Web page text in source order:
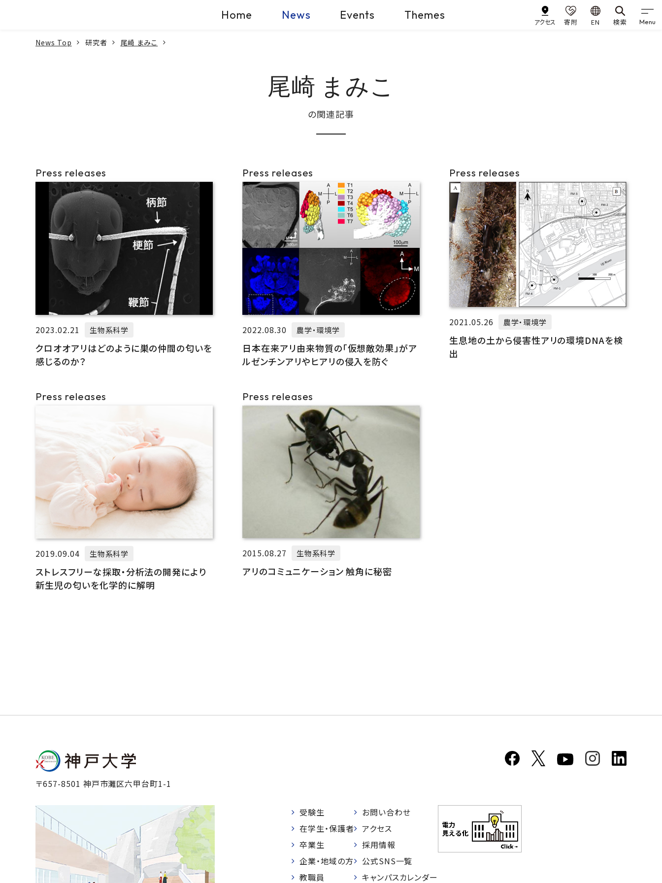
Home News Events Themes
アクセス 寄附 EN 検索 Menu
News Top 研究者 尾崎 まみこ
尾崎 まみこ
の関連記事
Press releases
2023.02.21 生物系科学
クロオオアリはどのように巣の仲間の匂いを
感じるのか？
Press releases
2022.08.30 農学・環境学
日本在来アリ由来物質の「仮想敵効果」がア
ルゼンチンアリやヒアリの侵入を防ぐ
Press releases
2021.05.26 農学・環境学
生息地の土から侵害性アリの環境DNAを検
出
Press releases
2019.09.04 生物系科学
ストレスフリーな採取・分析法の開発により
新生児の匂いを化学的に解明
Press releases
2015.08.27 生物系科学
アリのコミュニケーション 触角に秘密
〒657-8501 神戸市灘区六甲台町1-1
受験生
在学生・保護者
卒業生
企業・地域の方
教職員
お問い合わせ
アクセス
採用情報
公式SNS一覧
キャンパスカレンダー